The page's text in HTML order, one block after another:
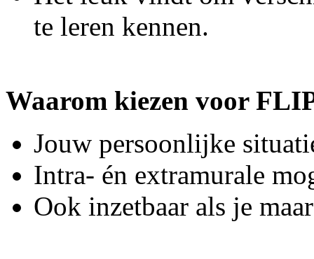
te leren kennen.
Waarom kiezen voor
Jouw persoonlijke
Intra- én extramurale
Ook inzetbaar als je